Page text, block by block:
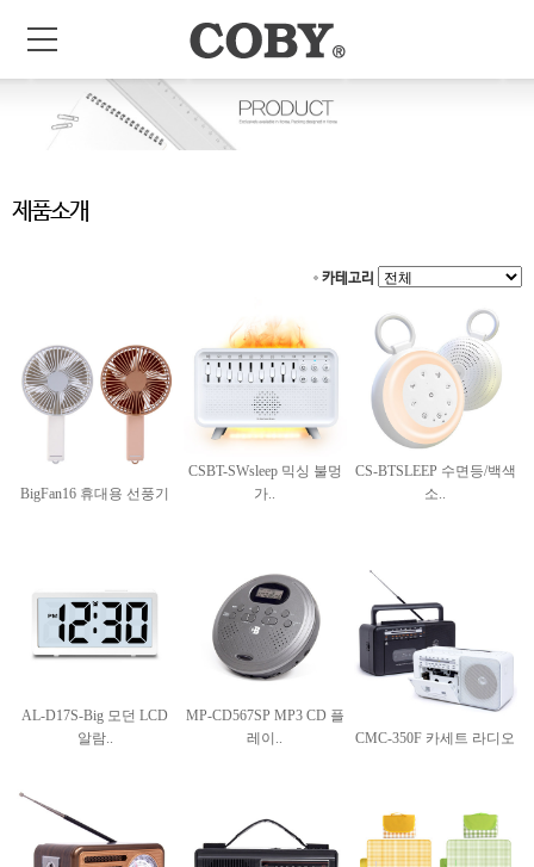
제품소개
카테고리
BigFan16 휴대용 선풍기
CSBT-SWsleep 믹싱 불멍
가..
CS-BTSLEEP 수면등/백색
소..
AL-D17S-Big 모던 LCD
알람..
MP-CD567SP MP3 CD 플
레이..
CMC-350F 카세트 라디오